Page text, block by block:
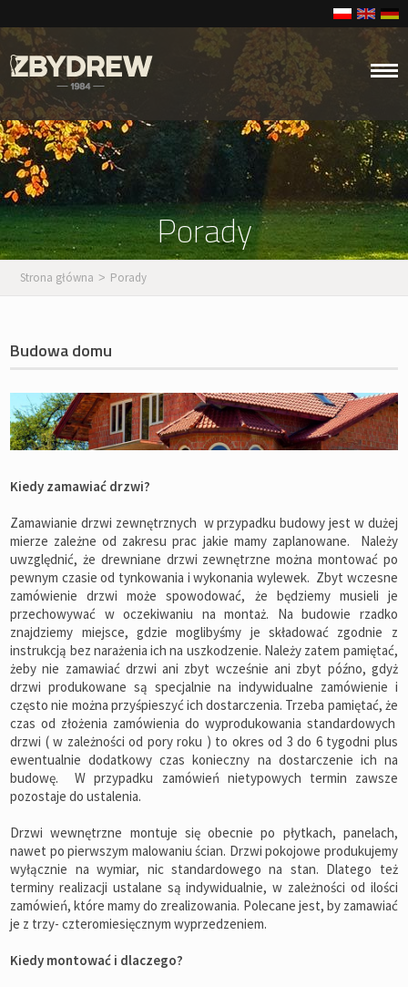
Porady
Strona główna > Porady
Budowa domu
Kiedy zamawiać drzwi?
Zamawianie drzwi zewnętrznych w przypadku budowy jest w dużej
mierze zależne od zakresu prac jakie mamy zaplanowane. Należy
uwzględnić, że drewniane drzwi zewnętrzne można montować po
pewnym czasie od tynkowania i wykonania wylewek. Zbyt wczesne
zamówienie drzwi może spowodować, że będziemy musieli je
przechowywać w oczekiwaniu na montaż. Na budowie rzadko
znajdziemy miejsce, gdzie moglibyśmy je składować zgodnie z
instrukcją bez narażenia ich na uszkodzenie. Należy zatem pamiętać,
żeby nie zamawiać drzwi ani zbyt wcześnie ani zbyt późno, gdyż
drzwi produkowane są specjalnie na indywidualne zamówienie i
często nie można przyśpieszyć ich dostarczenia. Trzeba pamiętać, że
czas od złożenia zamówienia do wyprodukowania standardowych
drzwi ( w zależności od pory roku ) to okres od 3 do 6 tygodni plus
ewentualnie dodatkowy czas konieczny na dostarczenie ich na
budowę. W przypadku zamówień nietypowych termin zawsze
pozostaje do ustalenia.
Drzwi wewnętrzne montuje się obecnie po płytkach, panelach,
nawet po pierwszym malowaniu ścian. Drzwi pokojowe produkujemy
wyłącznie na wymiar, nic standardowego na stan. Dlatego też
terminy realizacji ustalane są indywidualnie, w zależności od ilości
zamówień, które mamy do zrealizowania. Polecane jest, by zamawiać
je z trzy- czteromiesięcznym wyprzedzeniem.
Kiedy montować i dlaczego?